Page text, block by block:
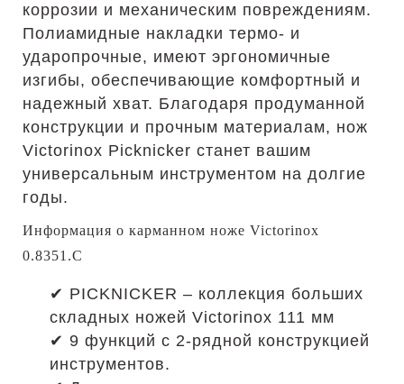
коррозии и механическим повреждениям.
Полиамидные накладки термо- и
ударопрочные, имеют эргономичные
изгибы, обеспечивающие комфортный и
надежный хват. Благодаря продуманной
конструкции и прочным материалам, нож
Victorinox Picknicker станет вашим
универсальным инструментом на долгие
годы.
Информация о карманном ноже Victorinox
0.8351.C
✔ PICKNICKER – коллекция больших
складных ножей Victorinox 111 мм
✔ 9 функций с 2-рядной конструкцией
инструментов.